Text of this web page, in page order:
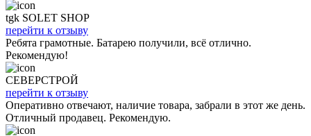
tgk SOLET SHOP
перейти к отзыву
Ребята грамотные. Батарею получили, всё отлично.
Рекомендую!
СЕВЕРСТРОЙ
перейти к отзыву
Оперативно отвечают, наличие товара, забрали в этот же день.
Отличный продавец. Рекомендую.